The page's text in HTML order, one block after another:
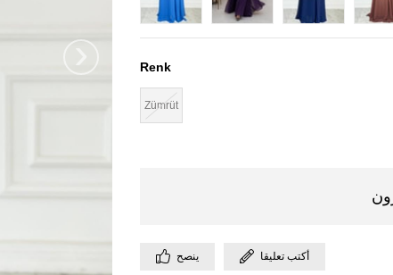
› Renk
Zümrüt
ينصح أكتب تعليقا